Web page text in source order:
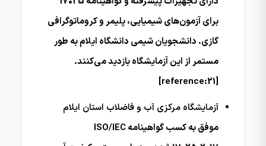
برای آزمون‌های شیمیایی، پلیمر و کروماتوگرافی
گازی. دانشجویان شیمی دانشگاه ایلام به طور
مستمر از این آزمایشگاه بازدید می‌کنند.
[reference:21]
آزمایشگاه مرکزی آب و فاضلاب استان ایلام
موفق به کسب گواهینامه ISO/IEC